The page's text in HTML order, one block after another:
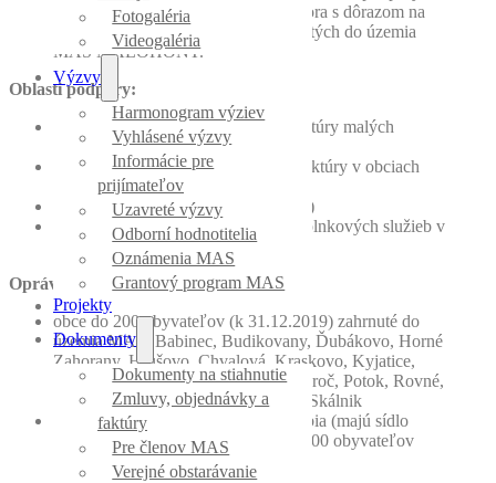
Fotogaléria
Videogaléria
Výzvy
Harmonogram výziev
Vyhlásené výzvy
Informácie pre
prijímateľov
Uzavreté výzvy
Odborní hodnotitelia
Oznámenia MAS
Grantový program MAS
Projekty
Dokumenty
Dokumenty na stiahnutie
Zmluvy, objednávky a
faktúry
Pre členov MAS
Verejné obstarávanie
aktivít verejného a občianskeho sektora s dôrazom na
podporu rozvoja malých obcí zahrnutých do územia
MAS MALOHONT.
Oblasti podpory:
Budovanie a rekonštrukcia infraštruktúry malých
rozmerov (1.1.1)
Obnova a rozvoj občianskej infraštruktúry v obciach
(1.1.2)
Podpora občianskych iniciatív (1.2.3)
Budovanie turistických atrakcií a doplnkových služieb v
cestovnom ruchu (3.1.2)
Oprávnení žiadatelia:
obce do 200 obyvateľov (k 31.12.2019) zahrnuté do
územia MAS: Babinec, Budikovany, Ďubákovo, Horné
Zahorany, Hrušovo, Chvalová, Kraskovo, Kyjatice,
Lipovec, Lukovištia, Padarovce, Poproč, Potok, Rovné,
Selce, Šoltýska, Španie Pole, Vyšný Skálnik
mimovládne organizácie, ktoré pôsobia (majú sídlo
alebo prevádzku) na území obcí do 200 obyvateľov
zahrnutých do územia MAS